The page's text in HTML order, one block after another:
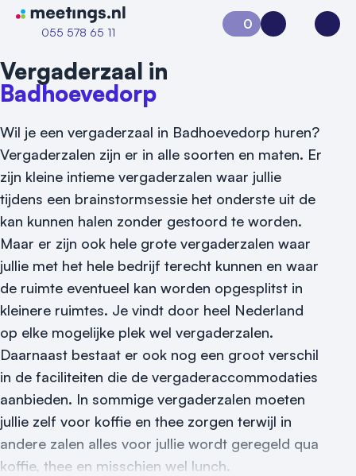
Naar home van Meetings
055 578 65 11
Vraag locatie aan
Locatiegids
Meld locatie aan
Nieuws
Contact
0
Aanvraag 0Inloggen
Vergaderzaal in
Badhoevedorp
Wil je een vergaderzaal in Badhoevedorp huren?
Vergaderzalen zijn er in alle soorten en maten. Er
zijn kleine intieme vergaderzalen waar jullie
tijdens een brainstormsessie het onderste uit de
kan kunnen halen zonder gestoord te worden.
Maar er zijn ook hele grote vergaderzalen waar
jullie met het hele bedrijf terecht kunnen en waar
de ruimte eventueel kan worden opgesplitst in
kleinere ruimtes. Je vindt door heel Nederland
op elke mogelijke plek wel vergaderzalen.
Daarnaast bestaat er ook nog een groot verschil
in de faciliteiten die de vergaderaccommodaties
aanbieden. In sommige vergaderzalen moeten
jullie zelf voor koffie en thee zorgen terwijl in
andere zalen alles voor jullie wordt geregeld qua
koffie, thee en misschien wel lunch.